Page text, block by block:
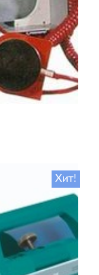
Хит!